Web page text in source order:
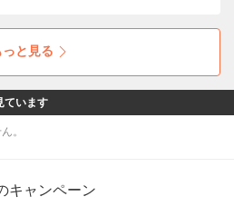
っと見る
ています
。
キャンペーン